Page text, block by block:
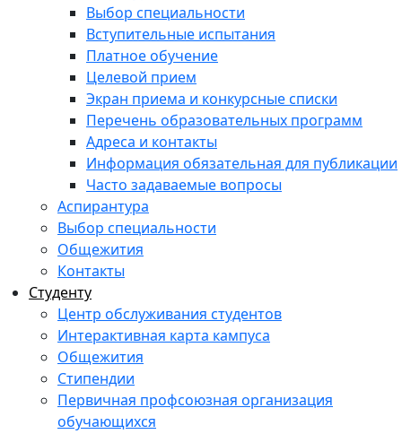
Выбор специальности
Вступительные испытания
Платное обучение
Целевой прием
Экран приема и конкурсные списки
Перечень образовательных программ
Адреса и контакты
Информация обязательная для публикации
Часто задаваемые вопросы
Аспирантура
Выбор специальности
Общежития
Контакты
Студенту
Центр обслуживания студентов
Интерактивная карта кампуса
Общежития
Стипендии
Первичная профсоюзная организация
обучающихся